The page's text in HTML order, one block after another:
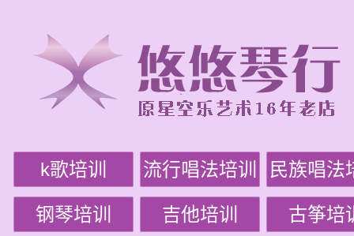
k歌培训 流行唱法培训 民族唱法
钢琴培训 吉他培训 古筝培